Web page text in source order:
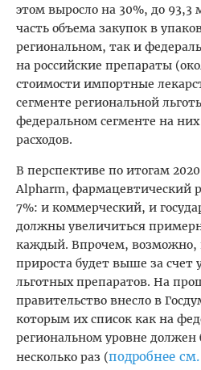
этом выросло на 30%, до
часть объема закупок в
региональном, так и
на российские препараты
стоимости импортные
сегменте региональной
федеральном сегменте на
расходов.
В перспективе по итогам
Alpharm, фармацевтический
7%: и коммерческий, и
должны увеличиться
каждый. Впрочем, возможно,
прироста будет выше за счет
льготных препаратов. На
правительство внесло в
которым их список как на
региональном уровне должен
несколько раз (подробнее